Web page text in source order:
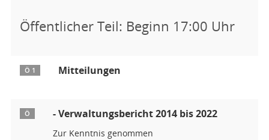
Öffentlicher Teil: Beginn 17:00 Uhr
Ö 1 Mitteilungen
Ö - Verwaltungsbericht 2014 bis 2022
Zur Kenntnis genommen